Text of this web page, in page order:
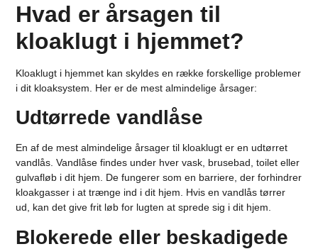
Hvad er årsagen til
kloaklugt i hjemmet?
Kloaklugt i hjemmet kan skyldes en række forskellige problemer
i dit kloaksystem. Her er de mest almindelige årsager:
Udtørrede vandlåse
En af de mest almindelige årsager til kloaklugt er en udtørret
vandlås. Vandlåse findes under hver vask, brusebad, toilet eller
gulvafløb i dit hjem. De fungerer som en barriere, der forhindrer
kloakgasser i at trænge ind i dit hjem. Hvis en vandlås tørrer
ud, kan det give frit løb for lugten at sprede sig i dit hjem.
Blokerede eller beskadigede